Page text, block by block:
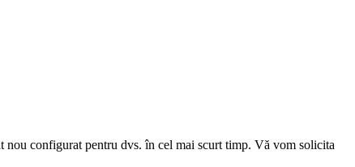
nou configurat pentru dvs. în cel mai scurt timp. Vă vom solicita